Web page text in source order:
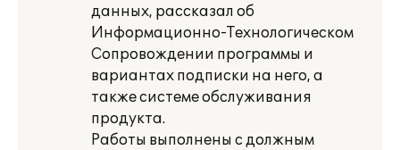
данных, рассказал об
Информационно-Технологическом
Сопровождении программы и
вариантах подписки на него, а
также системе обслуживания
продукта.
Работы выполнены с должным